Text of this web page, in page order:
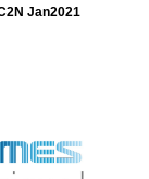
Jan2021